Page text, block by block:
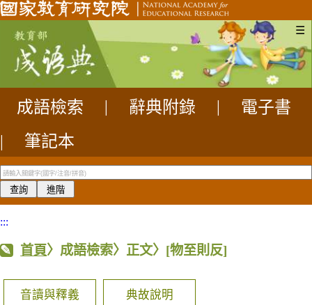
☰
成語檢索 辭典附錄
電子書
|
筆記本
:::
首頁〉成語檢索〉正文〉 [物至則反]
音讀與釋義 典故說明